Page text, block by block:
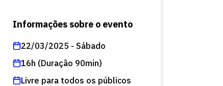
Informações sobre o evento
22/03/2025 - Sábado
16h (Duração 90min)
Livre para todos os públicos